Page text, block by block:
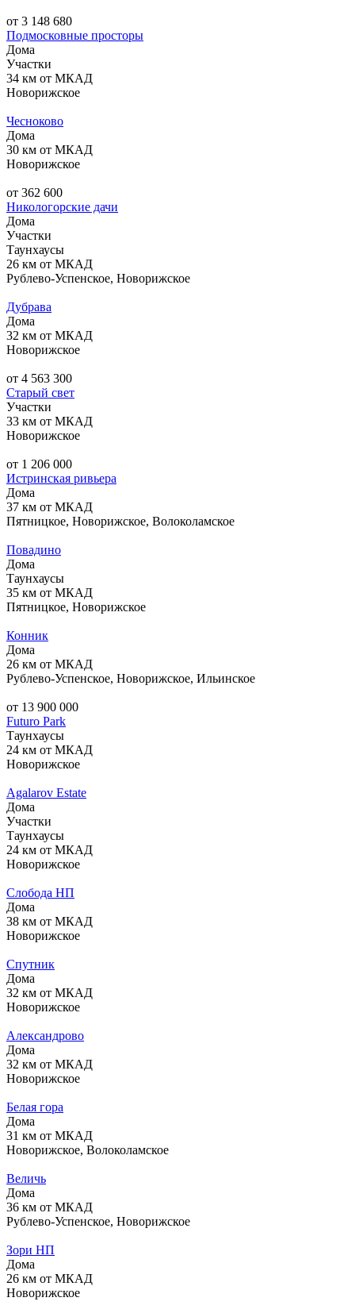
от 3 148 680
Подмосковные просторы
Дома
Участки
34 км от МКАД
Новорижское
Чесноково
Дома
30 км от МКАД
Новорижское
от 362 600
Никологорские дачи
Дома
Участки
Таунхаусы
26 км от МКАД
Рублево-Успенское, Новорижское
Дубрава
Дома
32 км от МКАД
Новорижское
от 4 563 300
Старый свет
Участки
33 км от МКАД
Новорижское
от 1 206 000
Истринская ривьера
Дома
37 км от МКАД
Пятницкое, Новорижское, Волоколамское
Повадино
Дома
Таунхаусы
35 км от МКАД
Пятницкое, Новорижское
Конник
Дома
26 км от МКАД
Рублево-Успенское, Новорижское, Ильинское
от 13 900 000
Futuro Park
Таунхаусы
24 км от МКАД
Новорижское
Agalarov Estate
Дома
Участки
Таунхаусы
24 км от МКАД
Новорижское
Слобода НП
Дома
38 км от МКАД
Новорижское
Спутник
Дома
32 км от МКАД
Новорижское
Александрово
Дома
32 км от МКАД
Новорижское
Белая гора
Дома
31 км от МКАД
Новорижское, Волоколамское
Величь
Дома
36 км от МКАД
Рублево-Успенское, Новорижское
Зори НП
Дома
26 км от МКАД
Новорижское